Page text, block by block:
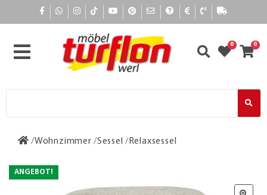
0 0
Wohnzimmer Sessel Relaxsessel
ANGEBOT!